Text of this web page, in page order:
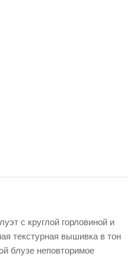
с круглой горловиной и
текстурная вышивка в тон
блузе неповторимое